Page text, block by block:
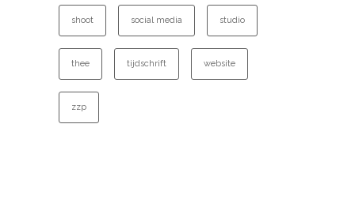
shoot social media studio
thee tijdschrift website
zzp